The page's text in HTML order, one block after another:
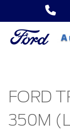
FORD
350M